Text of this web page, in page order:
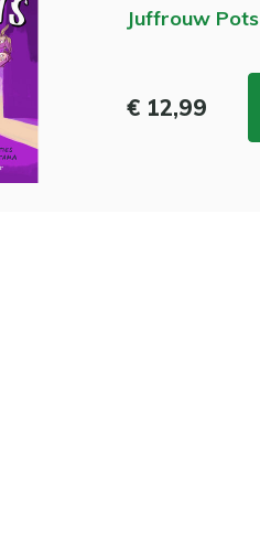
Juffrouw Pots
€ 12,99